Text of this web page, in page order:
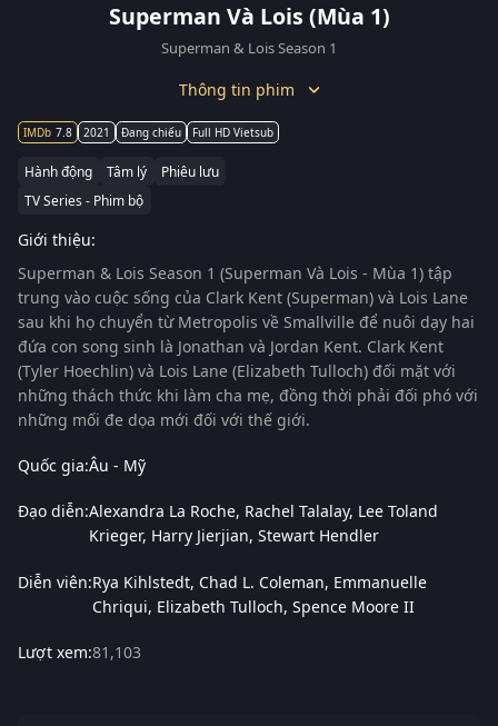
Superman Và Lois (Mùa 1)
Superman & Lois Season 1
Thông tin phim
7.8 2021 Đang chiếu Full HD Vietsub
Hành động Tâm lý
Phiêu lưu
TV Series - Phim bộ
Giới thiệu:
Superman & Lois Season 1 (Superman Và Lois - Mùa 1) tập
trung vào cuộc sống của Clark Kent (Superman) và Lois Lane
sau khi họ chuyển từ Metropolis về Smallville để nuôi dạy hai
đứa con song sinh là Jonathan và Jordan Kent. Clark Kent
(Tyler Hoechlin) và Lois Lane (Elizabeth Tulloch) đối mặt với
những thách thức khi làm cha mẹ, đồng thời phải đối phó với
những mối đe dọa mới đối với thế giới.
Quốc gia:Âu - Mỹ
Đạo diễn:Alexandra La Roche Rachel Talalay Lee Toland
Krieger Harry Jierjian Stewart Hendler
Diễn viên:Rya Kihlstedt Chad L. Coleman Emmanuelle
Chriqui Elizabeth Tulloch Spence Moore II
Lượt xem:81,103